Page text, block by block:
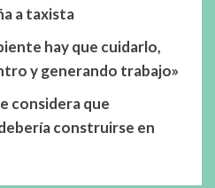
a taxista
hay que cuidarlo,
y generando trabajo»
considera que
construirse en